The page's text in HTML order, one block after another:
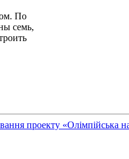
По
семь,
проекту «Олімпійська